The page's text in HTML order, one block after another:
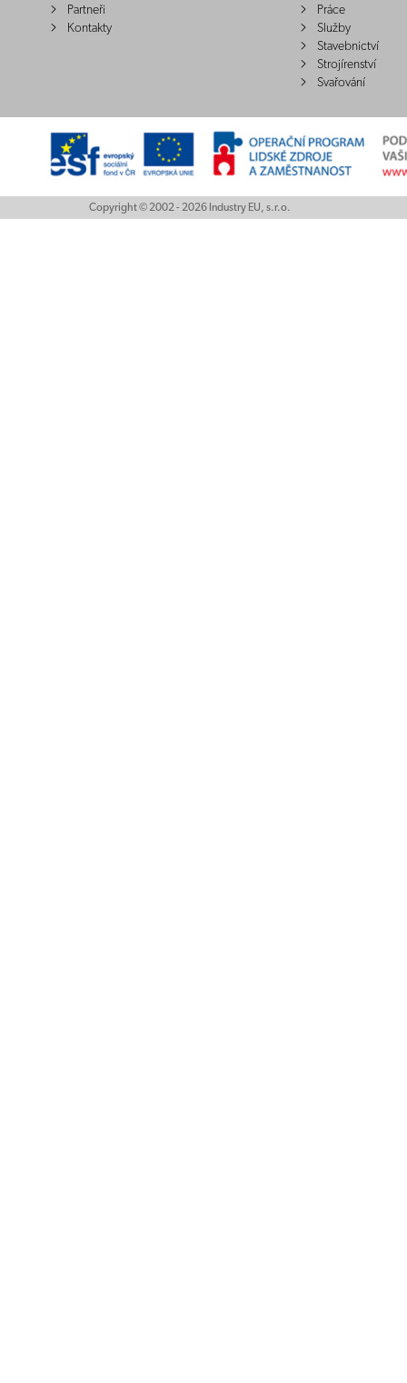
Partneři
Kontakty
Práce
Služby
Stavebnictví
Strojírenství
Svařování
Copyright © 2002 - 2026 Industry EU, s.r.o.